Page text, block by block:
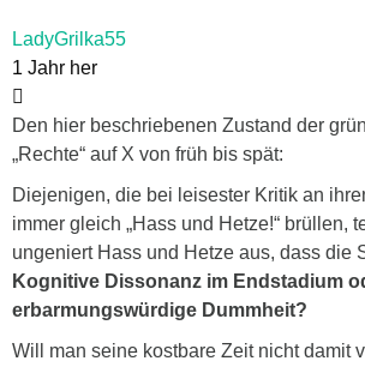
LadyGrilka55
1 Jahr her
Den hier beschriebenen Zustand der
„Rechte“ auf X von früh bis spät:
Diejenigen, die bei leisester Kritik an
immer gleich „Hass und Hetze!“ brüllen,
ungeniert Hass und Hetze aus, dass die
Kognitive Dissonanz im Endstadium
erbarmungswürdige Dummheit?
Will man seine kostbare Zeit nicht damit